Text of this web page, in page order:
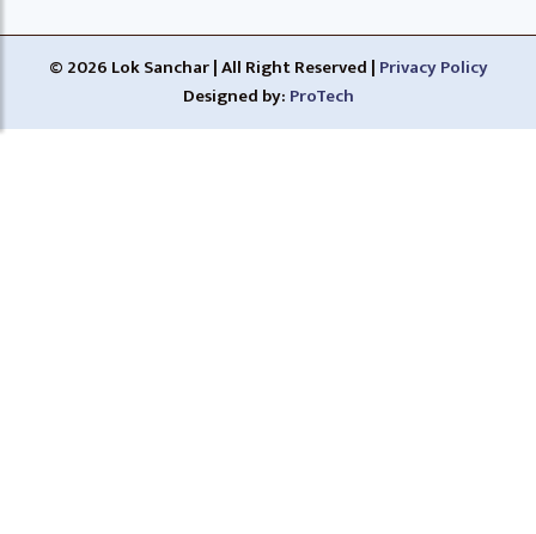
© 2026 Lok Sanchar | All Right Reserved | Privacy Policy
Designed by: ProTech